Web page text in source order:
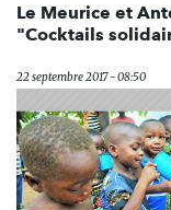
Le Meurice et
"Cocktails
22 septembre 2017 - 08:50